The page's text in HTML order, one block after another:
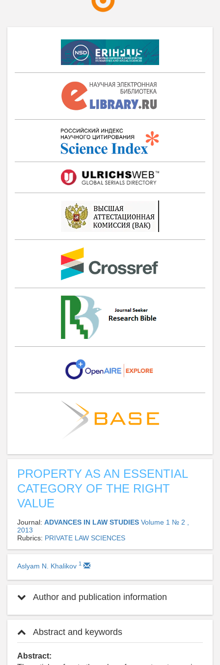
PROPERTY AS AN ESSENTIAL
CATEGORY OF THE RIGHT
VALUE
Journal: ADVANCES IN LAW STUDIES Volume 1 № 2 ,
2013
Rubrics: PRIVATE LAW SCIENCES
Aslyam N. Khalikov 1
Author and publication information
Abstract and keywords
Abstract: